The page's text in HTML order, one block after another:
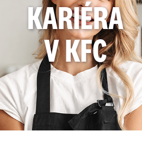
KARIÉRA
V KFC